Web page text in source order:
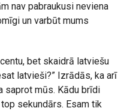
nav pabraukusi neviena
un varbūt mums
bet skaidrā latviešu
latvieši?” Izrādās, ka arī
saprot mūs. Kādu brīdi
sekundārs. Esam tik